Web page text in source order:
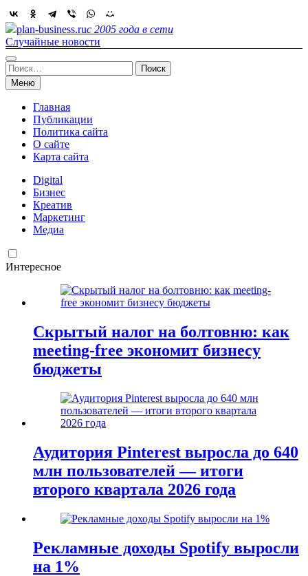
Skip
to
content
plan-business.ruс 2005 года в сети
Случайные новости
Найти:
Меню
Главная
Публикации
Политика сайта
О сайте
Карта сайта
Digital
Бизнес
Креатив
Маркетинг
Медиа
Интересное
Скрытый налог на болтовню: как
meeting-free экономит бизнесу
бюджеты
Аудитория Pinterest выросла до 640
млн пользователей — итоги
второго квартала 2026 года
Рекламные доходы Spotify выросли
на 1%